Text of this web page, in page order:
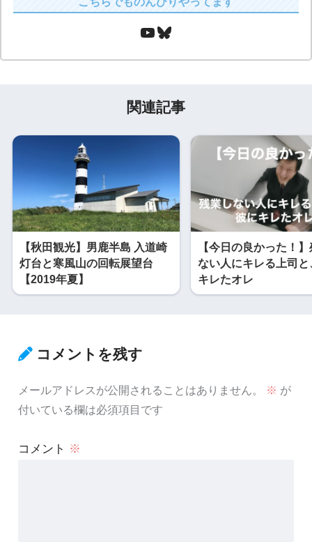
関連記事
【秋田観光】男鹿半島 入道崎
灯台と寒風山の回転展望台
【2019年夏】
【今日の良かった！
ない人にキレる上司と
キレたオレ
コメントを残す
メールアドレスが公開されることはありません。 ※ が
付いている欄は必須項目です
コメント ※